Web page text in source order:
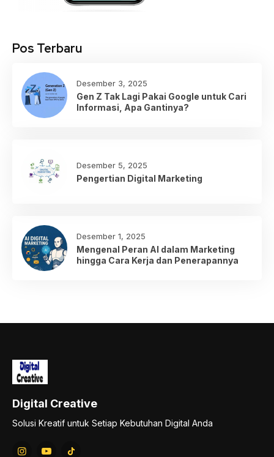
Pos Terbaru
Desember 3, 2025
Gen Z Tak Lagi Pakai Google untuk Cari
Informasi, Apa Gantinya?
Desember 5, 2025
Pengertian Digital Marketing
Desember 1, 2025
Mengenal Peran AI dalam Marketing
hingga Cara Kerja dan Penerapannya
Digital Creative
Solusi Kreatif untuk Setiap Kebutuhan Digital Anda